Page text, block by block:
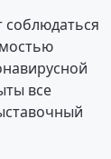
соблюдаться
все